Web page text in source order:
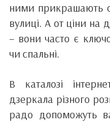
ними прикрашають
вулиці. А от ціни на
– вони часто є
чи спальні.
В каталозі
дзеркала різного
радо допоможуть